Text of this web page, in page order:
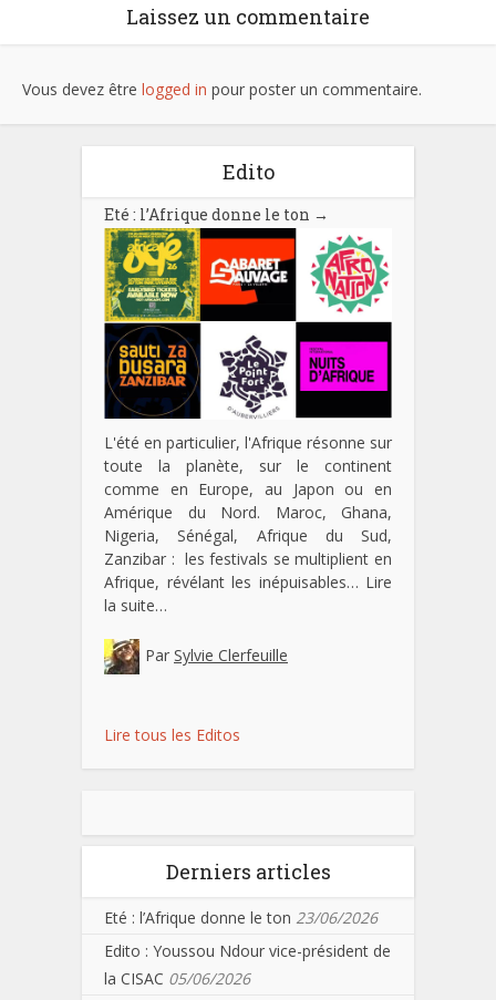
Laissez un commentaire
Vous devez être logged in pour poster un commentaire.
Edito
Eté : l’Afrique donne le ton →
L'été en particulier, l'Afrique résonne sur
toute la planète, sur le continent
comme en Europe, au Japon ou en
Amérique du Nord. Maroc, Ghana,
Nigeria, Sénégal, Afrique du Sud,
Zanzibar : les festivals se multiplient en
Afrique, révélant les inépuisables… Lire
la suite…
Par Sylvie Clerfeuille
Lire tous les Editos
Derniers articles
Eté : l’Afrique donne le ton 23/06/2026
Edito : Youssou Ndour vice-président de
la CISAC 05/06/2026